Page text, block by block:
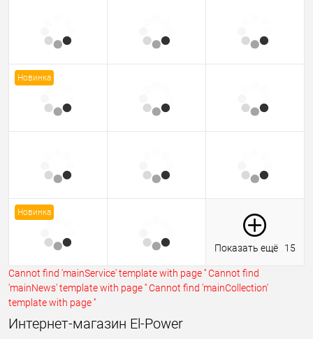
Новинка
Новинка
Показать ещё 15
Cannot find 'mainService' template with page ''Cannot find
'mainNews' template with page ''Cannot find 'mainCollection'
template with page ''
Интернет-магазин El-Power